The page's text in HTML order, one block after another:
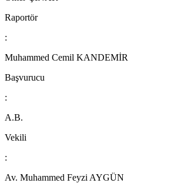
Raportör
:
Muhammed Cemil KANDEMİR
Başvurucu
:
A.B.
Vekili
:
Av. Muhammed Feyzi AYGÜN